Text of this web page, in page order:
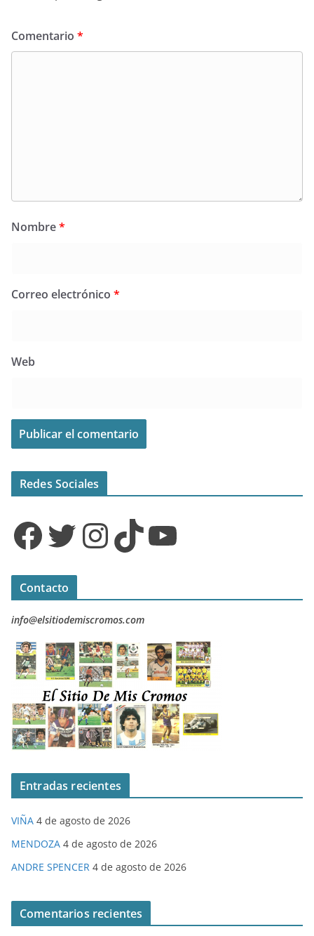
Comentario *
Nombre*
Correo electrónico *
Web
Redes Sociales
Facebook Twitter InstagramTikTok YouTube
Contacto
info@elsitiodemiscromos.com
Entradas recientes
VIÑA 4 de agosto de 2026
MENDOZA 4 de agosto de 2026
ANDRE SPENCER 4 de agosto de 2026
Comentarios recientes